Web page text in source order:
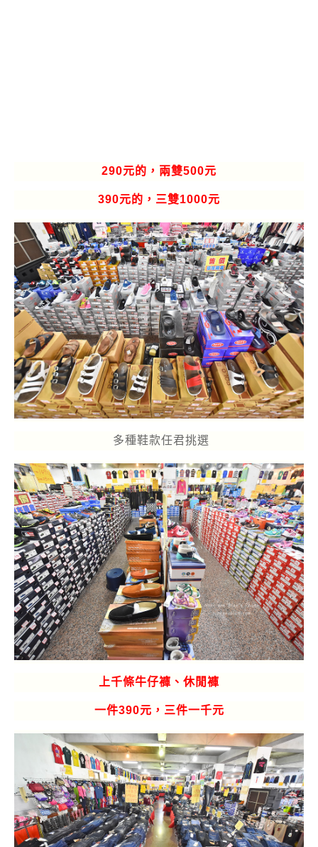
290元的，兩雙500元
390元的，三雙1000元
多種鞋款任君挑選
上千條牛仔褲、休閒褲
一件390元，三件一千元